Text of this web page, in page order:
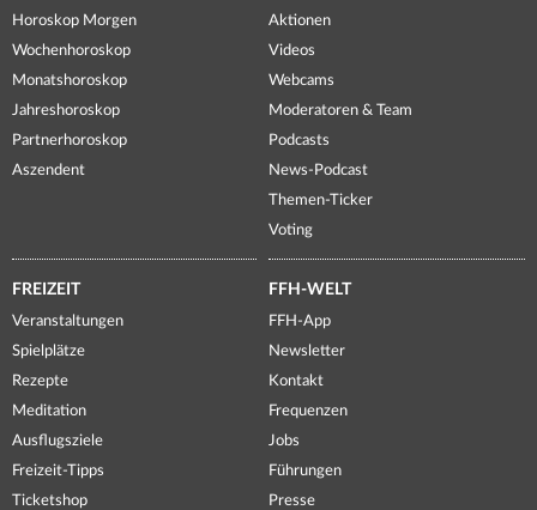
Horoskop Morgen
Wochenhoroskop
Monatshoroskop
Jahreshoroskop
Partnerhoroskop
Aszendent
Aktionen
Videos
Webcams
Moderatoren & Team
Podcasts
News-Podcast
Themen-Ticker
Voting
FREIZEIT
Veranstaltungen
Spielplätze
Rezepte
Meditation
Ausflugsziele
Freizeit-Tipps
Ticketshop
FFH-WELT
FFH-App
Newsletter
Kontakt
Frequenzen
Jobs
Führungen
Presse